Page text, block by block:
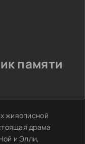
памяти
живописной
драма
и Элли,